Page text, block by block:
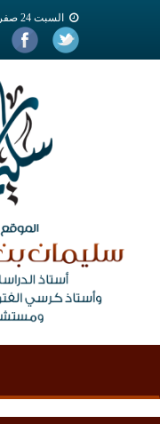
السبت 24 صفر 1448هـ الموافق 10 أغسطس 2026م